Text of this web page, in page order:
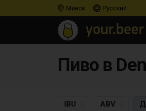
Минск Русский
Пиво в
IBU ABV